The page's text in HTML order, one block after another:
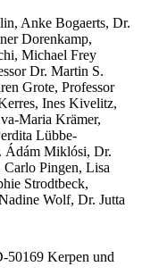
Anke Bogaerts, Dr.
Dorenkamp,
Michael Frey
Dr. Martin S.
Grote, Professor
Ines Kivelitz,
Maria Krämer,
Lübbe-
Ádám Miklósi, Dr.
Pingen, Lisa
Strodtbeck,
Wolf, Dr. Jutta
50169 Kerpen und